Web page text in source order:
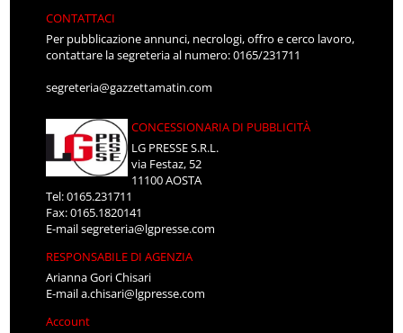
CONTATTACI
Per pubblicazione annunci, necrologi, offro e cerco lavoro,
contattare la segreteria al numero: 0165/231711
segreteria@gazzettamatin.com
CONCESSIONARIA DI PUBBLICITÀ
LG PRESSE S.R.L.
via Festaz, 52
11100 AOSTA
Tel: 0165.231711
Fax: 0165.1820141
E-mailsegreteria@lgpresse.com
RESPONSABILE DI AGENZIA
Arianna Gori Chisari
E-maila.chisari@lgpresse.com
Account